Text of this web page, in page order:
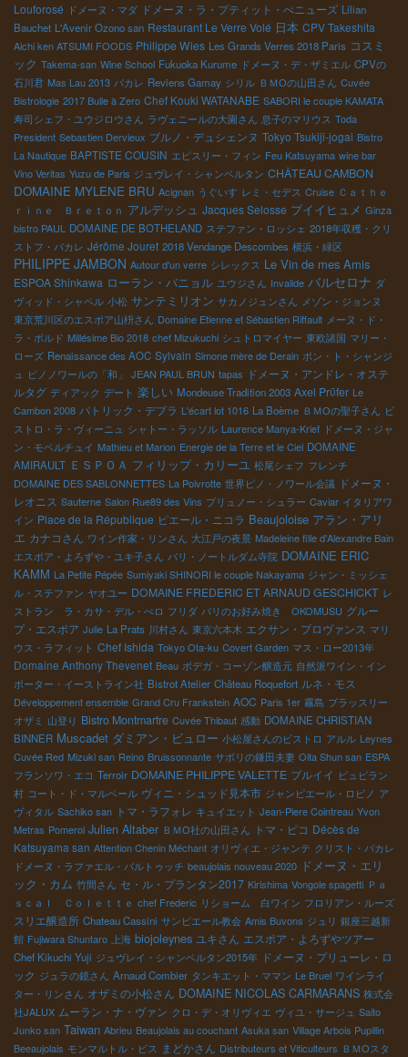
に混雑してきた。皆、本当に楽しそうに試飲している。 しかも吐
き出さないですべて飲み込んでいる人が殆どだった、マチュが心
配して、『伊藤！お客さん達は皆、吐き出さないで飲み込んでい
るけど大丈夫か？』と聞いてきた。フランスでは皆この類の試飲
会では種類が多いので皆吐き出すのが普通だからだ。これだけの
種類が多いと少しづつだけでも全部飲み込むと大いに酔っ払って
しまう。『今日は一般愛好家の人が多いので、このような試飲会
に慣れていないんだ。』と説明。 もう一つ、マチュが驚いたの
は、ワインの試飲会に女性が多いこと。そして、初めてみた和服
姿の日本女性が大変美しいこと。 大喜びのマチュだった。 来日、
自然派醸造家の紹介タイム ←新井さん VINI JAPONの発起人 フラ
ンス・ロワ－ルと日本の間を行き来しているタフな女性。 いつも
元気で機関銃のように早口で語る。 素晴らしく美味しいワインを
造っているスーパーウーマン。 大岡さん→ 我らが日本が誇るロー
ヌの醸造家、大岡さんだ。 今も昔も、初心貫徹の男！リスクと困
難を極める醸造と栽培に挑戦し続ける。自然度の高さはフランス
でもトップ級だ。 時間と共に益々磨きがかかる。カッコいい大岡
さんだ！ ←フィリップ・テシエＣ 今回、2回目の来日だ。ロワ―
ルのシュベルニに醸造所を構え、チェリ－・ピュゼラらと共にヴ
ァン・ド・コワンと云う地元の自然派ワイン組織を造り、そのプ
レジダンをやっている。地元のリ－ダーだ。日本食にピッタリの
白と赤ペティアン（微発泡）は絶品。日本食に最高のマリア－ジ
だ！ マチュ・ラピエ－ル→ 自然派の重鎮・マルセル・ラピエ－ル
の長男として生れ、5年前よりドメ－ヌで働いている。最初は料理
を勉強していた。料理人として世界中を旅して働いた。視野の広
さっている。お父さんを尊敬している。その土台の上に、自分を
発揮してもらいたい。 ←フランク・コ－ネリッセと太田さん フラ
ンクとは今回初対面だ。ベルギー人ということでフランス語が通
じたので話ができた。穏やかな話し方で性格が優しい人だという
印象。多分、彼のワインの中にもこの優しさが入っているだろ。
太田さんはイタリアでは有名人だ、多くの人から愛されている。
ディオニの前田社長→ 今回の京都
でのこの会を成功裡に出来たのはやはり前田社長のお陰だと思い
ます。 本当は、ディオニ社の中山さんが実質的に骨を折って頂い
たとの事中山さんに感謝！ 自然派ワインの人気は静かに確実に広
がってる！ こんな人達がいました。 京都のお酒屋さん
赤穂の４７リカ－ズの岡田さん 福岡の山下食堂の山下さ
ん 一般愛好家 井上窓子
さん もう一人大切な人 会場で料理を準備してくれた方です。 大変
なパッションでやってくれました。感謝！！ ご来場の皆様へ 本当
に有難うございました。 自然派が存在するのも皆様のお陰です。
これからも、体に気をつけて自然派ワインを愛してください！ ワ
インはきっと皆様に恩返しをしてくれます。感謝！ VINI JAPON
京都 打上げ会 試飲会終了後京都の料亭で、自然派ワインの名の
元に出展者が集い宴を囲みました。燃えろ！自然派！！ ディオニ
前田社長の音頭で乾杯 今日は自然派ワイン業界にとって素晴らし
い日でした。 ５社の自然派ワインインポ－タ－が大同に集い京都
初の自然派ワイン会を成功させました。 不景気と云われている
今、あれだけの多くの人が集まる試飲会が 存在するでしょう
か！？ 明治の薩長土連合のようなものです。お疲れさん
萩
野さん と マチュ 食べる間もなく喋り続ける新井さん フラン
ク 太田さん 藤木さん 江上さん 大西さん 野村ユニソ
ンがコスモジュンがディオニがヴィナイ・オ－タが京都の座敷の
一部屋で共に語り、共に楽しみ、共に勇気つけました！ 切磋琢磨
で頑張りましょう！ 素晴らしい一期一会でした。感謝！感謝！
Louforosé ドメーヌ・マダ ドメーヌ・ラ・プティット・べニューズ Lilian
Bauchet L'Avenir Ozono san Restaurant Le Verre Volé 日本 CPV Takeshita
Aichi ken ATSUMI FOODS Philippe Wies Les Grands Verres 2018 Paris コスミ
ック Takema-san Wine School Fukuoka Kurume ドメーヌ・デ・ザミエル CPVの
石川君 Mas Lau 2013 パカレ Reviens Gamay シリル ＢＭОの山田さん Cuvée
Bistrologie 2017 Bulle à Zero Chef Kouki WATANABE SABORI le couple KAMATA
寿司シェフ・ユウジロウさん ラヴェニールの大園さん 息子のマリウス Toda
President Sebastien Dervieux ブルノ・デュシェンヌ Tokyo Tsukiji-jogai Bistro
La Nautique BAPTISTE COUSIN エピスリー・フィン Feu Katsuyama wine bar
Vino Veritas Yuzu de Paris ジュヴレイ・シャンベルタン CHÂTEAU CAMBON
DOMAINE MYLENE BRU Acignan うぐいす レミ・セデス Cruise Ｃａｔｈｅ
ｒｉｎｅ Ｂｒｅｔｏｎ アルデッシュ Jacques Selosse プイイヒュメ Ginza
bistro PAUL DOMAINE DE BOTHELAND ステファン・ロッシェ 2018年収穫・クリ
ストフ・パカレ Jérôme Jouret 2018 Vendange Descombes 横浜・緑区
PHILIPPE JAMBON Autour d'un verre シレックス Le Vin de mes Amis
ESPOA Shinkawa ローラン・バニョル ユウジさん Invalide バルセロナ ダ
ヴィッド・シャペル 小松 サンテミリオン サカノジュンさん メゾン・ジョンヌ
東京荒川区のエスポア山枡さん Domaine Etienne et Sébastien Riffault メーヌ・ド・
ラ・ボルド Millésime Bio 2018 chef Mizukuchi シュトロマイヤー 東欧諸国 マリー・
ローズ Renaissance des AOC Sylvain Simone mère de Derain ポン・ト・シャンジ
ュ ピノノワールの「和」 JEAN PAUL BRUN tapas ドメーヌ・アンドレ・オステ
ルタグ ディアック デート 楽しい Mondeuse Tradition 2003 Axel Prϋfer Le
Cambon 2008 パトリック・デプラ L'écart lot 1016 La Boème ＢＭОの聖子さん ビ
ストロ・ラ・ヴィーニュ シャトー・ラッソル Laurence Manya-Krief ドメーヌ・ジャ
ン・モペルチュイ Mathieu et Marion Energie de la Terre et le Ciel DOMAINE
AMIRAULT ＥＳＰＯＡ フィリップ・カリーユ 松尾シェフ フレンチ
DOMAINE DES SABLONNETTES La Poivrotte 世界ピノ・ノワール会議 ドメーヌ・
レオニス Sauterne Salon Rue89 des Vins ブリュノー・シュラー Caviar イタリアワ
イン Place de la République ピエール・ニコラ Beaujoloise アラン・アリ
エ カナコさん ワイン作家・リンさん 大江戸の夜景 Madeleine fille d'Alexandre Bain
エスポア・よろずや・ユキ子さん パリ・ノートルダム寺院 DOMAINE ERIC
KAMM La Petite Pépée Sumiyaki SHINORI le couple Nakayama ジャン・ミッシェ
ル・ステファン ヤオユー DOMAINE FREDERIC ET ARNAUD GESCHICKT レ
ストラン ラ・カサ・デル・ぺロ フリダ パリのお好み焼き OKOMUSU グルー
プ・エスポア Julie La Prats 川村さん 東京六本木 エクサン・プロヴァンス マリ
ウス・ラフィット Chef Ishida Tokyo Ota-ku Covert Garden マス・ロー2013年
Domaine Anthony Thevenet Beau ボデガ・コーゾン醸造元 自然派ワイン・イン
ポーター・イーストライン社 Bistrot Atelier Château Roquefort ルネ・モス
Développement ensemble Grand Cru Frankstein AOC Paris 1er 霧島 ブラッスリー
オザミ 山登り Bistro Montmartre Cuvée Thibaut 感動 DOMAINE CHRISTIAN
BINNER Muscadet ダミアン・ビュロー 小松屋さんのビストロ アルル Leynes
Cuvée Red Mizuki san Reino Bruissonnante サボリの鎌田夫妻 Oita Shun san ESPA
フランソワ・エコ Terroir DOMAINE PHILIPPE VALETTE ブルイイ ピュピラン
村 コート・ド・マルペール ヴィニ・シュッド見本市 ジャンピエール・ロビノ ア
ヴィタル Sachiko san トマ・ラフォレ キュイエット Jean-Piere Cointreau Yvon
Metras Pomerol Julien Altaber ＢＭО社の山田さん トマ・ピコ Décès de
Katsuyama san Attention Chenin Méchant オリヴィエ・ジャンテ クリスト・パカレ
ドメーヌ・ラファエル・バルトゥッチ beaujolais nouveau 2020 ドメーヌ・エリ
ック・カム 竹間さん セ・ル・プランタン2017 Kirishima Vongole spagetti Ｐａ
ｓｃａｌ Ｃｏｌｅｔｔｅ chef Frederic リショーム 白ワイン フロリアン・ルーズ
スリエ醸造所 Chateau Cassini サンピエール教会 Amis Buvons ジュリ 銀座三越新
館 Fujiwara Shuntaro 上海 biojoleynes ユキさん エスポア・よろずやツアー
Chef Kikuchi Yuji ジュヴレイ・シャンベルタン2015年 ドメーヌ・プリューレ・ロ
ック ジュラの鏡さん Arnaud Combier タンキエット・ママン Le Bruel ワインライ
ター・リンさん オザミの小松さん DOMAINE NICOLAS CARMARANS 株式会
社JALUX ムーラン・ナ・ヴァン クロ・デ・オリヴィエ ヴィユ・サージュ Saito
Junko san Taiwan Abrieu Beaujolais au couchant Asuka san Village Arbois Pupillin
Beeaujolais モンマルトル・ビス まどかさん Distributeurs et Viticulteurs ＢＭОスタ